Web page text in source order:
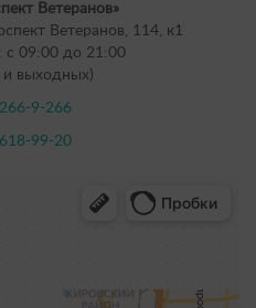
Ветеранов»
Ветеранов, 114, к1
с 09:00 до 21:00
и выходных)
9-266
99-20